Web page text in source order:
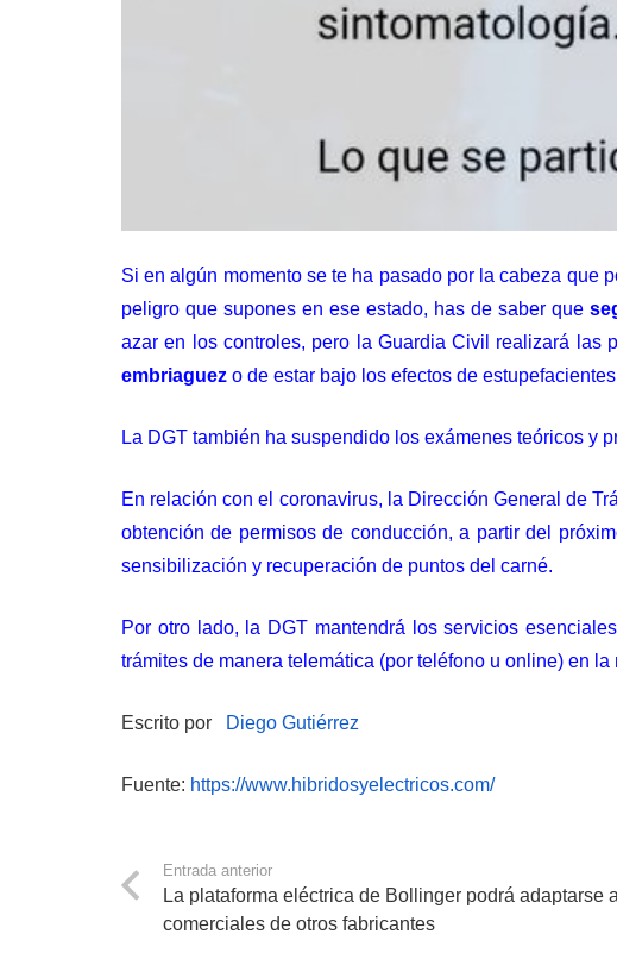
Si en algún momento se te ha pasado por la cabeza que
peligro que supones en ese estado, has de saber que
azar en los controles, pero la Guardia Civil realizará las
embriaguez o de estar bajo los efectos de
La DGT también ha suspendido los exámenes teóricos y
En relación con el coronavirus, la Dirección General de
obtención de permisos de conducción, a partir del
sensibilización y recuperación de puntos del carné.
Por otro lado, la DGT mantendrá los servicios
trámites de manera telemática (por teléfono u online) en
Escrito por Diego Gutiérrez
Fuente: https://www.hibridosyelectricos.com/
Entrada anterior
La plataforma eléctrica de Bollinger podrá adaptarse
comerciales de otros fabricantes